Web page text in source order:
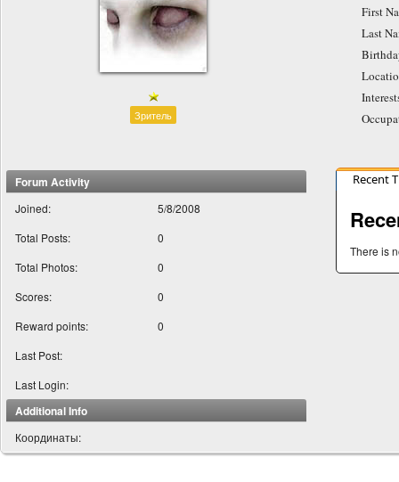
Зритель
Forum Activity
Joined:
5/8/2008
Total Posts:
0
Total Photos:
0
Scores:
0
Reward points:
0
Last Post:
Last Login:
Additional Info
Координаты:
First
Last
Recent
There is